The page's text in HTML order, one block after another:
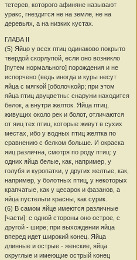
тетерев, которого афиняне называют
уракс, гнездится не на земле, не на
деревьях, а на низких кустах.
ГЛАВА II
(5) Яйцо у всех птиц одинаково покрыто
твердой скорлупой, если оно возникло
[путем нормального] порождения и не
испорчено (ведь иногда и куры несут
яйца с мягкой [оболочкойр; при этом
яйца птиц двуцветны: снаружи находится
белок, а внутри желток. Яйца птиц,
живущих около рек и болот, отличаются
от яиц тех птиц, которые живут в сухих
местах, ибо у водных птиц желтка по
сравнению с белком больше. И окраска
яиц различна, смотря по роду птиц: у
одних яйца белые, как, например, у
голубя и куропатки, у других желтые, как,
например, у болотных птиц, у некоторых
крапчатые, как у цесарок и фазанов, а
яйца пустельги красны, как сурик.
(6) В самом яйце имеются различные
[части]: с одной стороны оно острое, с
другой - шире; при выхождении яйца
вперед идет широкий конец. Яйца
длинные и острые - женские, яйца
округлые и имеющие острый конец